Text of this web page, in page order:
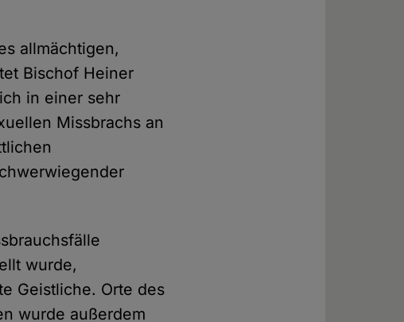
allmächtigen,
Bischof Heiner
in einer sehr
Missbrachs an
wurde,
Geistliche. Orte des
wurde außerdem